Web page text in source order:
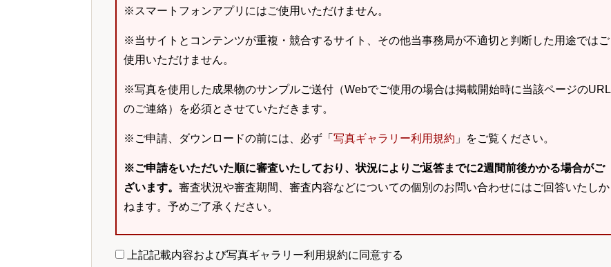
※スマートフォンアプリにはご使用いただけません。
※当サイトとコンテンツが重複・競合するサイト、その他当事務局が不適切と判断した用途ではご
使用いただけません。
※写真を使用した成果物のサンプルご送付（Webでご使用の場合は掲載開始時に当該ページのURL
のご連絡）を必須とさせていただきます。
※ご申請、ダウンロードの前には、必ず「 写真ギャラリー利用規約 」をご覧ください。
※ご申請をいただいた順に審査いたしており、状況によりご返答までに2週間前後かかる場合がご
ざいます。 審査状況や審査期間、審査内容などについての個別のお問い合わせにはご回答いたしか
ねます。予めご了承ください。
上記記載内容および写真ギャラリー利用規約に同意する